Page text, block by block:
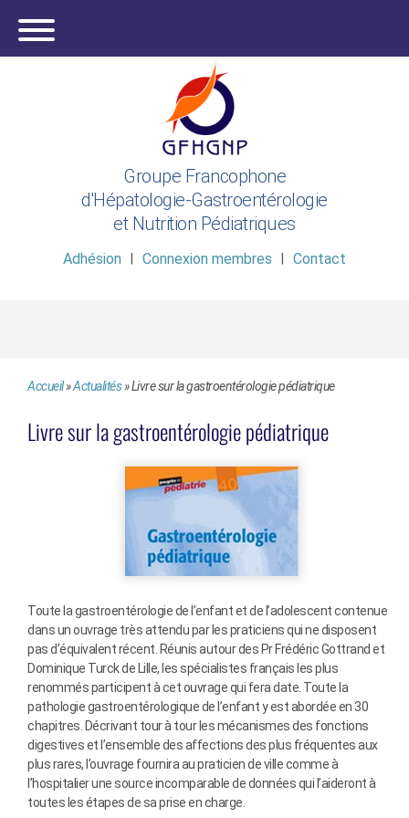
Groupe Francophone
d'Hépatologie-Gastroentérologie
et Nutrition Pédiatriques
Adhésion Connexion membres Contact
Accueil»Actualités»Livre sur la gastroentérologie pédiatrique
Livre sur la gastroentérologie pédiatrique
Toute la gastroentérologie de l’enfant et de l’adolescent contenue
dans un ouvrage très attendu par les praticiens qui ne disposent
pas d’équivalent récent. Réunis autour des Pr Frédéric Gottrand et
Dominique Turck de Lille, les spécialistes français les plus
renommés participent à cet ouvrage qui fera date. Toute la
pathologie gastroentérologique de l’enfant y est abordée en 30
chapitres. Décrivant tour à tour les mécanismes des fonctions
digestives et l’ensemble des affections des plus fréquentes aux
plus rares, l’ouvrage fournira au praticien de ville comme à
l’hospitalier une source incomparable de données qui l’aideront à
toutes les étapes de sa prise en charge.